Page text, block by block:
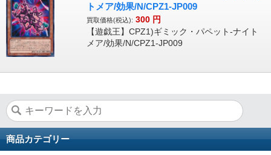
トメア/効果/N/CPZ1-JP009
買取価格(税込): 300 円
【遊戯王】CPZ1)ギミック・パペット-ナイト
メア/効果/N/CPZ1-JP009
商品カテゴリー